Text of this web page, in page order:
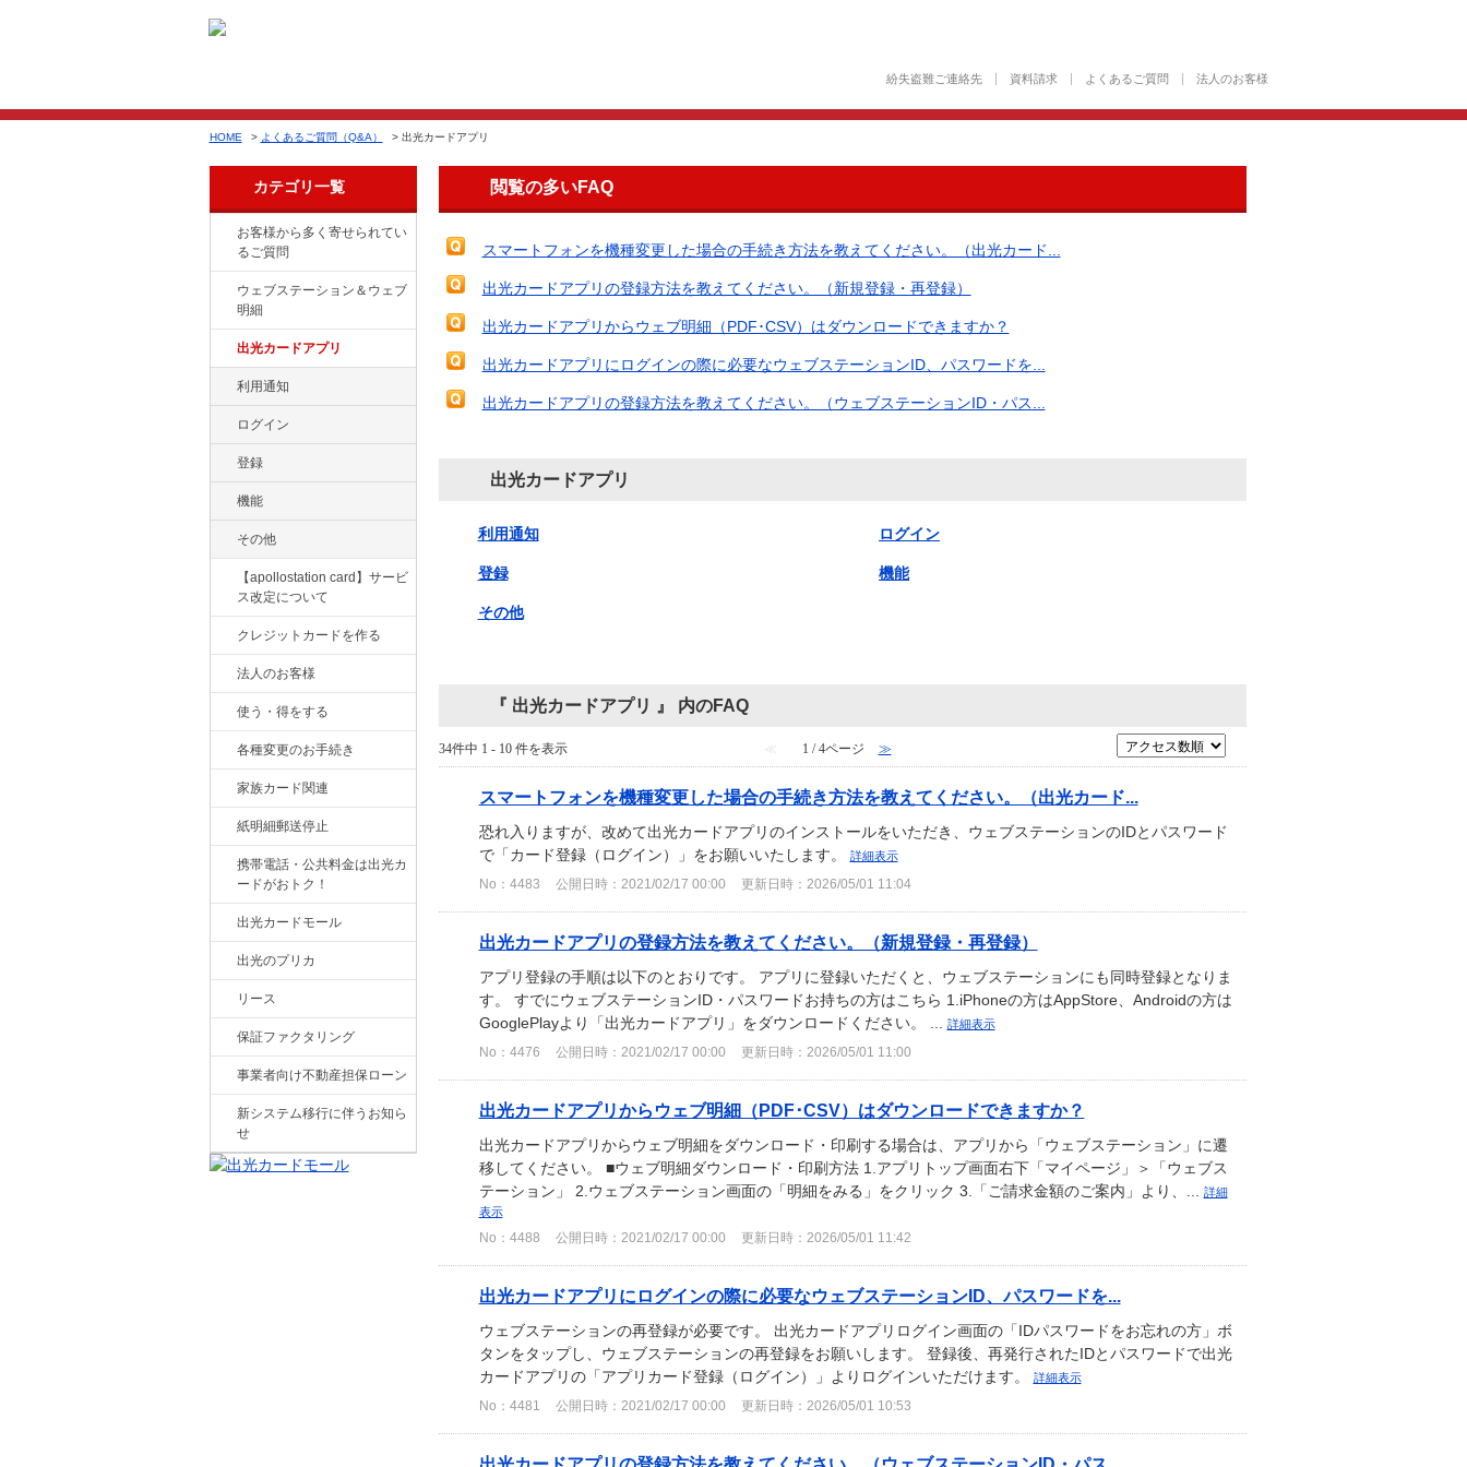
紛失盗難ご連絡先 資料請求 よくあるご質問 法人のお客様
HOME > よくあるご質問（Q&A） > 出光カードアプリ
カテゴリ一覧
お客様から多く寄せられてい
るご質問
ウェブステーション＆ウェブ
明細
出光カードアプリ
利用通知
ログイン
登録
機能
その他
【apollostation card】サービ
ス改定について
クレジットカードを作る
法人のお客様
使う・得をする
各種変更のお手続き
家族カード関連
紙明細郵送停止
携帯電話・公共料金は出光カ
ードがおトク！
出光カードモール
出光のプリカ
リース
保証ファクタリング
事業者向け不動産担保ローン
新システム移行に伴うお知ら
せ
閲覧の多いFAQ
スマートフォンを機種変更した場合の手続き方法を教えてください。（出光カード...
出光カードアプリの登録方法を教えてください。（新規登録・再登録）
出光カードアプリからウェブ明細（PDF･CSV）はダウンロードできますか？
出光カードアプリにログインの際に必要なウェブステーションID、パスワードを...
出光カードアプリの登録方法を教えてください。（ウェブステーションID・パス...
出光カードアプリ
利用通知 ログイン
登録 機能
その他
『 出光カードアプリ 』 内のFAQ
34件中 1 - 10 件を表示 ≪ 1 / 4ページ ≫
スマートフォンを機種変更した場合の手続き方法を教えてください。（出光カード...
恐れ入りますが、改めて出光カードアプリのインストールをいただき、ウェブステーションのIDとパスワード
で「カード登録（ログイン）」をお願いいたします。
詳細表示
No：4483 公開日時：2021/02/17 00:00 更新日時：2026/05/01 11:04
出光カードアプリの登録方法を教えてください。（新規登録・再登録）
アプリ登録の手順は以下のとおりです。 アプリに登録いただくと、ウェブステーションにも同時登録となりま
す。 すでにウェブステーションID・パスワードお持ちの方はこちら 1.iPhoneの方はAppStore、Androidの方は
GooglePlayより「出光カードアプリ」をダウンロードください。 ...
詳細表示
No：4476 公開日時：2021/02/17 00:00 更新日時：2026/05/01 11:00
出光カードアプリからウェブ明細（PDF･CSV）はダウンロードできますか？
出光カードアプリからウェブ明細をダウンロード・印刷する場合は、アプリから「ウェブステーション」に遷
移してください。 ■ウェブ明細ダウンロード・印刷方法 1.アプリトップ画面右下「マイページ」＞「ウェブス
テーション」 2.ウェブステーション画面の「明細をみる」をクリック 3.「ご請求金額のご案内」より、...
詳細
表示
No：4488 公開日時：2021/02/17 00:00 更新日時：2026/05/01 11:42
出光カードアプリにログインの際に必要なウェブステーションID、パスワードを...
ウェブステーションの再登録が必要です。 出光カードアプリログイン画面の「IDパスワードをお忘れの方」ボ
タンをタップし、ウェブステーションの再登録をお願いします。 登録後、再発行されたIDとパスワードで出光
カードアプリの「アプリカード登録（ログイン）」よりログインいただけます。
詳細表示
No：4481 公開日時：2021/02/17 00:00 更新日時：2026/05/01 10:53